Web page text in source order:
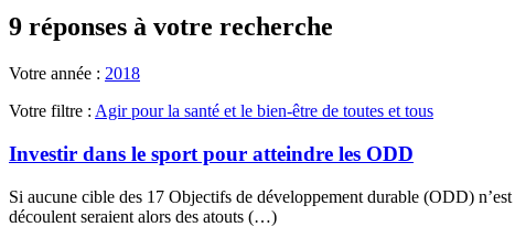
9 réponses à votre recherche
Votre année : 2018
Votre filtre : Agir pour la santé et le bien-être de toutes et tous
Investir dans le sport pour atteindre les ODD
Si aucune cible des 17 Objectifs de développement durable (ODD)
découlent seraient alors des atouts (…)